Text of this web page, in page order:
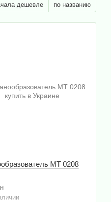
дешевле по названию
MT 0208